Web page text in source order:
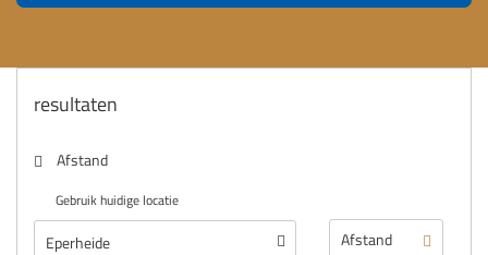
resultaten
Afstand
Gebruik huidige locatie